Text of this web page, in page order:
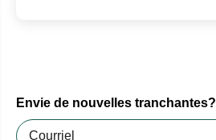
Envie de nouvelles tranchantes?